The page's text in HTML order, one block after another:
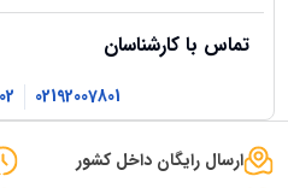
تماس با کارشناسان
02192007801
ارسال رایگان داخل کشور